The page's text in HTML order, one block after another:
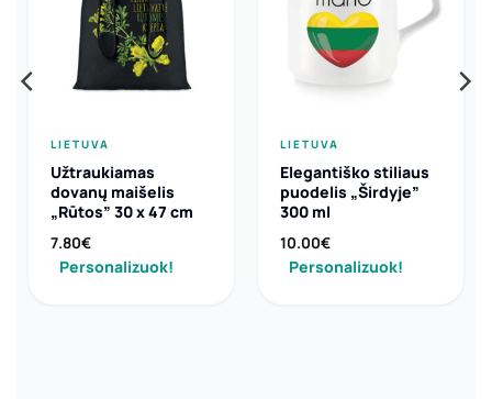
LIETUVA
Užtraukiamas
dovanų maišelis
„Rūtos” 30 x 47 cm
7.80€
Personalizuok!
LIETUVA
Elegantiško stiliaus
puodelis „Širdyje”
300 ml
10.00€
Personalizuok!